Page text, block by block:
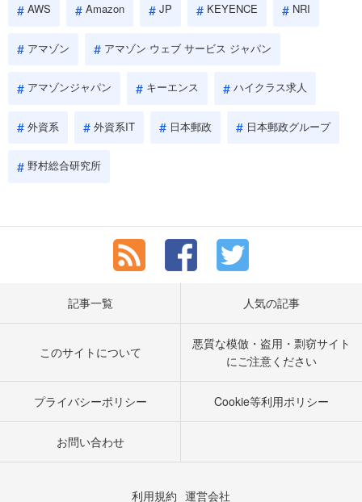
AWS Amazon JP KEYENCE NRI
アマゾン アマゾン ウェブ サービス ジャパン
アマゾンジャパン キーエンス ハイクラス求人
外資系 外資系IT 日本郵政 日本郵政グループ
野村総合研究所
記事一覧 人気の記事
このサイトについて
悪質な模倣・盗用・剽窃サイト
にご注意ください
プライバシーポリシー Cookie等利用ポリシー
お問い合わせ
利用規約 運営会社